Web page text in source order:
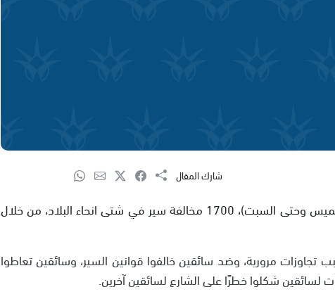
شارك المقال
حررت شرطة السير نهاية الأسبوع الماضي (منذ الخميس وحتى السبت)، 1700 مخالفة سير في شتى انحاء البلاد، من خلال
مرورية، وضد سائقين خالفوا قوانين السير، وسائقين تعاطوا
لسائقين شكلوا خطرًا على الشارع لسائقين آخرين.